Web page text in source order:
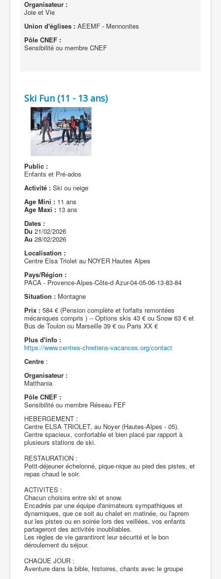
Organisateur :
Joie et Vie
Union d'églises : AEEMF - Mennonites
Pôle CNEF :
Sensibilité ou membre CNEF
Ski Fun (11 - 13 ans)
Public :
Enfants et Pré-ados
Activité : Ski ou neige
Age Mini : 11 ans
Age Maxi : 13 ans
Dates :
Du 21/02/2026
Au 28/02/2026
Localisation :
Centre Elsa Triolet au NOYER Hautes Alpes
Pays/Région :
PACA - Provence-Alpes-Côte-d Azur-04-05-06-13-83-84
Situation : Montagne
Prix : 584 € (Pension complète et forfaits remontées
mécaniques compris ) -- Options skis 43 € ou Snow 63 € et
Bus de Toulon ou Marseille 39 € ou Paris XX €
Plus d'info :
https://www.centres-chretiens-vacances.org/contact
Centre :
Organisateur :
Matthania
Pôle CNEF :
Sensibilité ou membre Réseau FEF
HEBERGEMENT :
Centre ELSA TRIOLET, au Noyer (Hautes-Alpes - 05).
Centre spacieux, confortable et bien placé par rapport à
plusieurs stations de ski.
RESTAURATION :
Petit-déjeuner échelonné, pique-nique au pied des pistes, et
repas chaud le soir.
ACTIVITES :
Chacun choisira entre ski et snow.
Encadrés par une équipe d'animateurs sympathiques et
dynamiques, que ce soit au chalet en matinée, ou l'aprem
sur les pistes ou en soirée lors des veillées, vos enfants
partageront des activités inoubliables.
Les règles de vie garantiront leur sécurité et le bon
déroulement du séjour.
CHAQUE JOUR :
Aventure dans la bible, histoires, chants avec le groupe